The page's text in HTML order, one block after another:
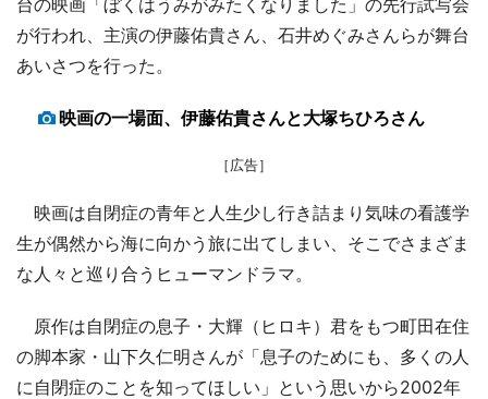
が行われ、主演の伊藤佑貴さん、石井めぐみさんらが舞台
あいさつを行った。
映画の一場面、伊藤佑貴さんと大塚ちひろさん
［広告］
映画は自閉症の青年と人生少し行き詰まり気味の看護学
生が偶然から海に向かう旅に出てしまい、そこでさまざま
な人々と巡り合うヒューマンドラマ。
原作は自閉症の息子・大輝（ヒロキ）君をもつ町田在住
の脚本家・山下久仁明さんが「息子のためにも、多くの人
に自閉症のことを知ってほしい」という思いから2002年